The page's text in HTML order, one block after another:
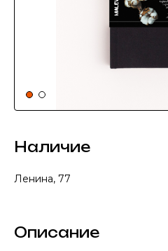
Наличие
Ленина, 77
Описание